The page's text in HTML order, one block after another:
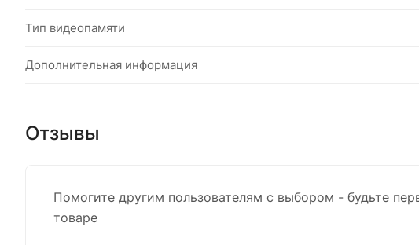
Тип видеопамяти
Дополнительная информация
Отзывы
Помогите другим пользователям с выбором - будьте
товаре